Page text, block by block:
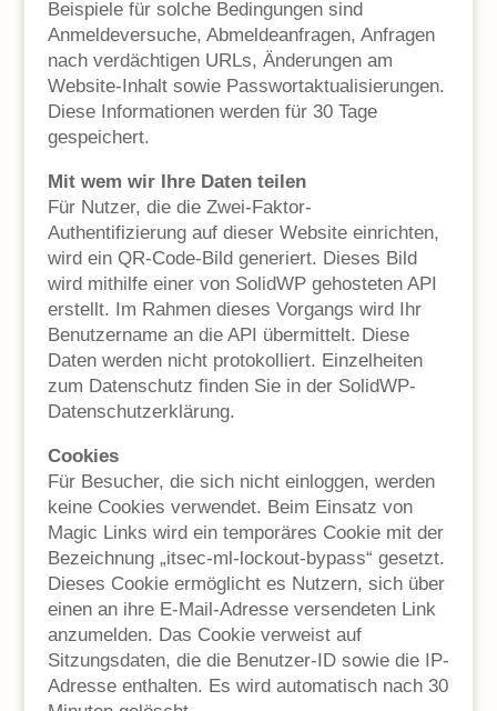
Beispiele für solche Bedingungen sind
Anmeldeversuche, Abmeldeanfragen, Anfragen
nach verdächtigen URLs, Änderungen am
Website-Inhalt sowie Passwortaktualisierungen.
Diese Informationen werden für 30 Tage
gespeichert.
Mit wem wir Ihre Daten teilen
Für Nutzer, die die Zwei-Faktor-
Authentifizierung auf dieser Website einrichten,
wird ein QR-Code-Bild generiert. Dieses Bild
wird mithilfe einer von SolidWP gehosteten API
erstellt. Im Rahmen dieses Vorgangs wird Ihr
Benutzername an die API übermittelt. Diese
Daten werden nicht protokolliert. Einzelheiten
zum Datenschutz finden Sie in der SolidWP-
Datenschutzerklärung.
Cookies
Für Besucher, die sich nicht einloggen, werden
keine Cookies verwendet. Beim Einsatz von
Magic Links wird ein temporäres Cookie mit der
Bezeichnung „itsec-ml-lockout-bypass“ gesetzt.
Dieses Cookie ermöglicht es Nutzern, sich über
einen an ihre E-Mail-Adresse versendeten Link
anzumelden. Das Cookie verweist auf
Sitzungsdaten, die die Benutzer-ID sowie die IP-
Adresse enthalten. Es wird automatisch nach 30